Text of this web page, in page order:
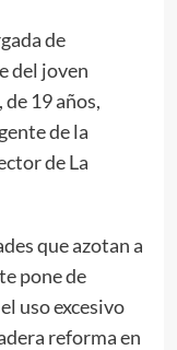
de
del joven
19 años,
de la
de La
que azotan a
pone de
uso excesivo
reforma en